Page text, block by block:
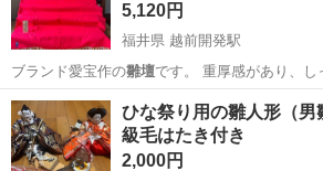
5,120円
福井県 越前開発駅
ブランド愛宝作の雛壇です。 重厚感があり、し
福井 福井市 越前開発駅 年中行事用
ひな祭り用の雛人形（男
級毛はたき付き
2,000円